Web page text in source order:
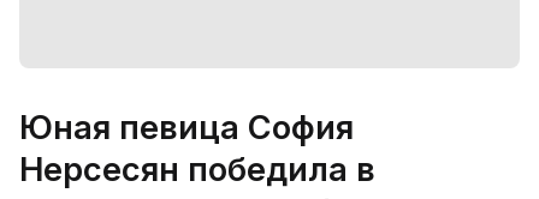
Юная певица София
Нерсесян победила в